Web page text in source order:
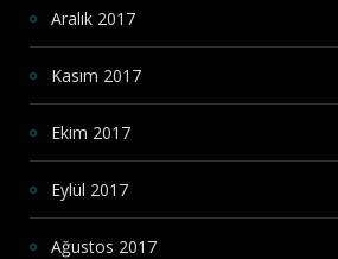
Aralık 2017
Kasım 2017
Ekim 2017
Eylül 2017
Ağustos 2017